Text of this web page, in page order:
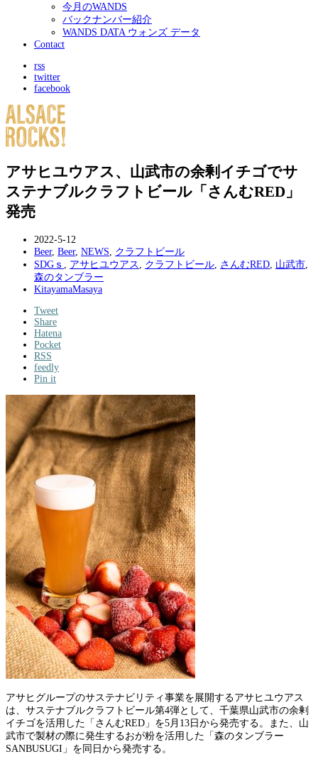
今月のWANDS
バックナンバー紹介
WANDS DATA ウォンズ データ
Contact
rss
twitter
facebook
アサヒユウアス、山武市の余剰イチゴでサ
ステナブルクラフトビール「さんむRED」
発売
2022-5-12
Beer, Beer, NEWS
クラフトビール
SDGｓ
アサヒユウアス クラフトビール さんむRED 山武市
森のタンブラー
KitayamaMasaya
Tweet
Share
Hatena
Pocket
RSS
feedly
Pin it
アサヒグループのサステナビリティ事業を展開するアサヒユウアス
は、サステナブルクラフトビール第4弾として、千葉県山武市の余剰
イチゴを活用した「さんむRED」を5月13日から発売する。また、山
武市で製材の際に発生するおが粉を活用した「森のタンブラー
SANBUSUGI」を同日から発売する。